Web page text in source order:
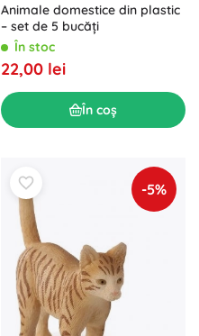
Animale domestice din plastic
– set de 5 bucăți
În stoc
22,00 lei
În coș
-5%